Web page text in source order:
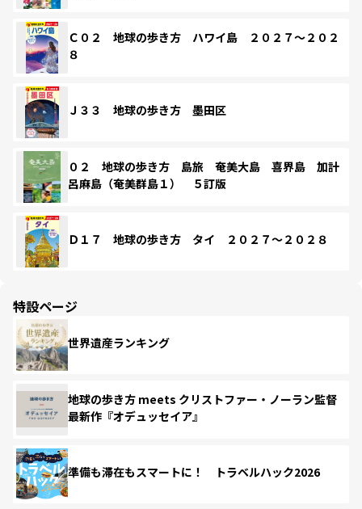
Ｃ０２ 地球の歩き方 ハワイ島 ２０２７～２０２
８
Ｊ３３ 地球の歩き方 墨田区
０２ 地球の歩き方 島旅 奄美大島 喜界島 加計
呂麻島（奄美群島１） ５訂版
Ｄ１７ 地球の歩き方 タイ ２０２７～２０２８
特設ページ
世界遺産ランキング
地球の歩き方 meets クリストファー・ノーラン監督
最新作『オデュッセイア』
準備も滞在もスマートに！ トラベルハック2026